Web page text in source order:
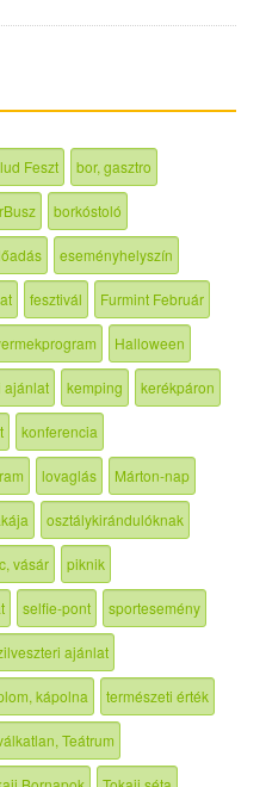
Feszt bor, gasztro
borkóstoló
eseményhelyszín
fesztivál Furmint Február
Halloween
ajánlat kemping kerékpáron
konferencia
lovaglás Márton-nap
osztálykirándulóknak
vásár piknik
selfie-pont sportesemény
ajánlat
kápolna természeti érték
Teátrum